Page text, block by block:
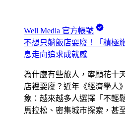
Well Media 官方帳號
不想只躺飯店耍廢！「積極
息走向追求成就感
為什麼有些旅人，寧願花十
店裡耍廢？近年《經濟學人
象：越來越多人選擇「不
馬拉松、密集城市探索，甚